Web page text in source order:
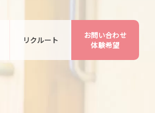
リクルート
お問い合わせ
体験希望